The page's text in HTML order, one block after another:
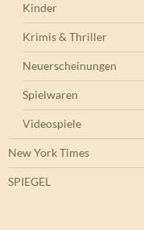
Kinder
Krimis & Thriller
Neuerscheinungen
Spielwaren
Videospiele
New York Times
SPIEGEL